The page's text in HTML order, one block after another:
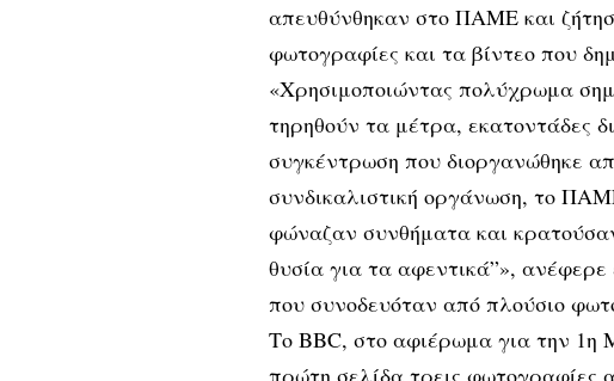
απευθύνθηκαν στο ΠΑΜΕ και
φωτογραφίες και τα βίντεο που
«Χρησιμοποιώντας πολύχρωμα
τηρηθούν τα μέτρα, εκατοντάδες
συγκέντρωση που διοργανώθηκε
συνδικαλιστική οργάνωση, το
φώναζαν συνθήματα και
θυσία για τα αφεντικά”», ανέφερε
που συνοδευόταν από πλούσιο
Το BBC, στο αφιέρωμα για την 1η
πρώτη σελίδα τρεις